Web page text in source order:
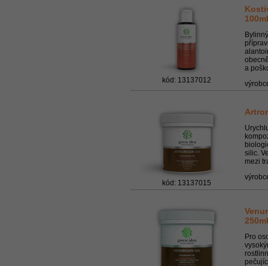
kód: 13137012
100ml
a
kód: 13137015
silic.
mezi
250ml
Pro